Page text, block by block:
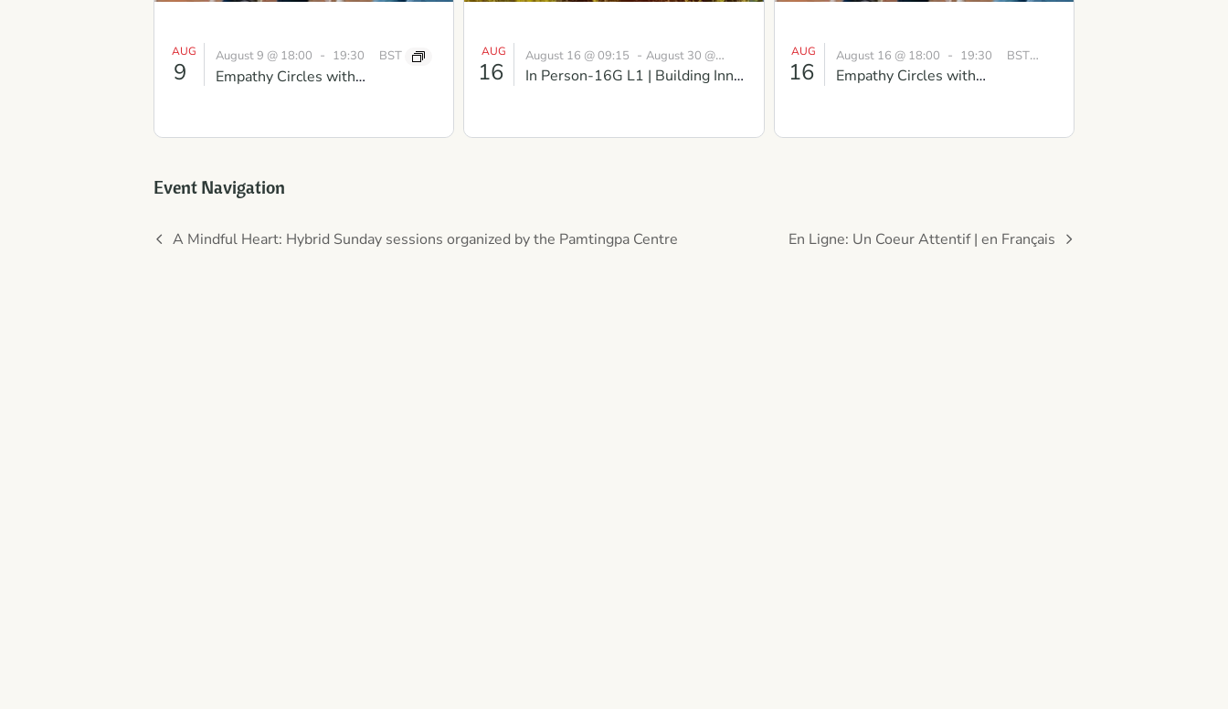
AUG
9
August 9 @ 18:00 - 19:30 BST
Empathy Circles with
Understanding
AUG
16
August 16 @ 09:15 -August 30 @
16:30 BST
In Person-16G L1 | Building Inner
AUG
16
August 16 @ 18:00 - 19:30 BST
Empathy Circles with
Understanding
Event Navigation
A Mindful Heart: Hybrid Sunday sessions organized by the Pamtingpa Centre En Ligne: Un Coeur Attentif | en Français